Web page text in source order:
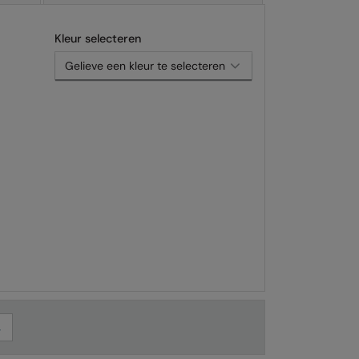
Kleur selecteren